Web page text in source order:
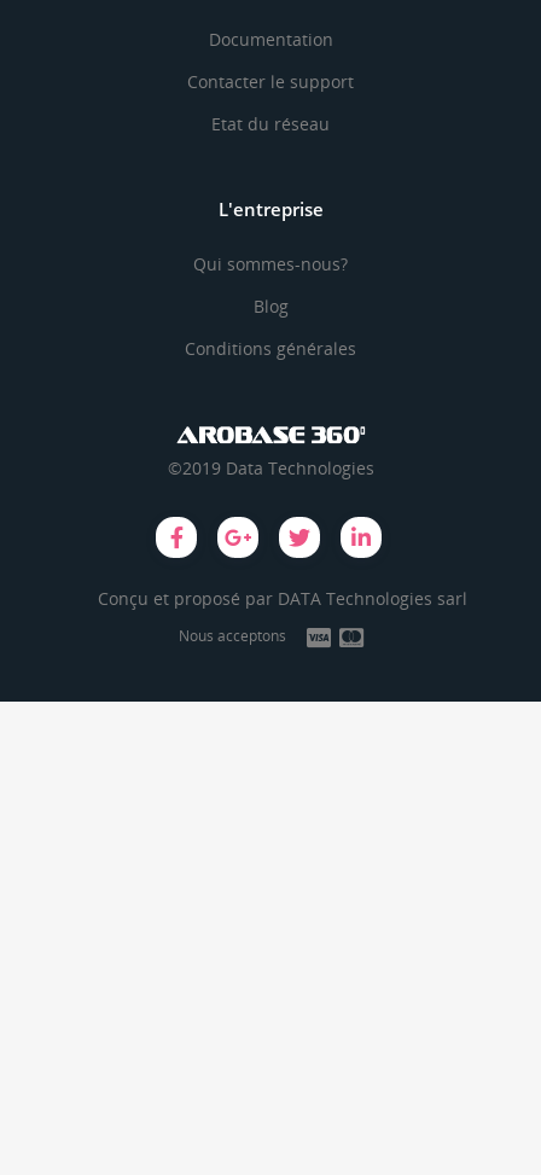
Documentation
Contacter le support
Etat du réseau
L'entreprise
Qui sommes-nous?
Blog
Conditions générales
©2019 Data Technologies
Conçu et proposé par DATA Technologies sarl
Nous acceptons